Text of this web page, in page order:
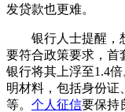
发贷款也更难。
银行人士提醒，想
要符合政策要求，首
银行将其上浮至1.4
明材料，包括身份证
等。 个人征信要保持